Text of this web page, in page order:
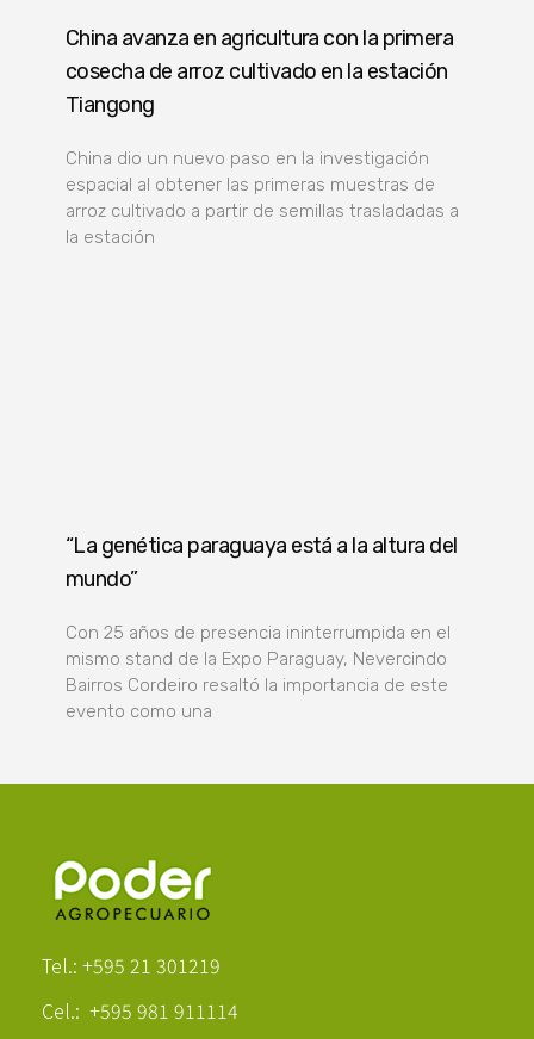
China avanza en agricultura con la primera
cosecha de arroz cultivado en la estación
Tiangong
China dio un nuevo paso en la investigación
espacial al obtener las primeras muestras de
arroz cultivado a partir de semillas trasladadas a
la estación
“La genética paraguaya está a la altura del
mundo”
Con 25 años de presencia ininterrumpida en el
mismo stand de la Expo Paraguay, Nevercindo
Bairros Cordeiro resaltó la importancia de este
evento como una
Tel.: +595 21 301219
Cel.: +595 981 911114